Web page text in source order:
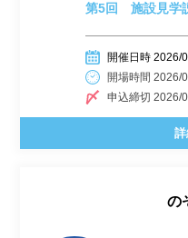
第5回 施設見学
開催日時 2026/
開場時間 2026/
申込締切 2026/
の